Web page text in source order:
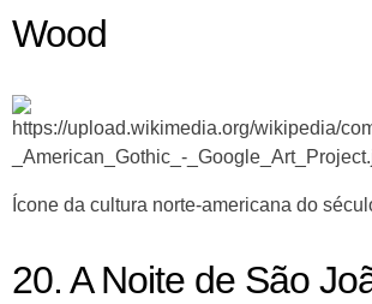
Wood
Ícone da cultura norte-americana do
20. A Noite de São